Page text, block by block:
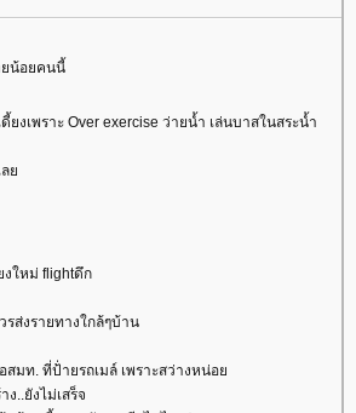
ยน้อยคนนี้
งเพราะ Over exercise ว่ายน้ำ เล่นบาสในสระน้ำ
ล
งใหม่ flightดึก
รส่งรายทางใกล้ๆบ้าน
สมท. ที่ป้่ายรถเมล์ เพราะสว่างหน่อ
..ยังไม่เสร็จ